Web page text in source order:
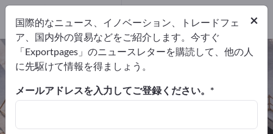
防音扉 – メーカーとサプライヤーを
検索
輸出業者1
メーカー
×
国際的なニュース、イノベーション、トレードフェ
ア、国内外の貿易などをご紹介します。今すぐ
「Exportpages」のニュースレターを購読して、他の人
に先駆けて情報を得ましょう。
メールアドレスを入力してご登録ください。